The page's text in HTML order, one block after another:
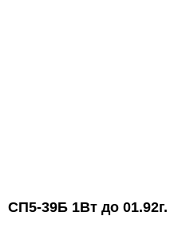
СП5-39Б 1Вт до 01.92г.